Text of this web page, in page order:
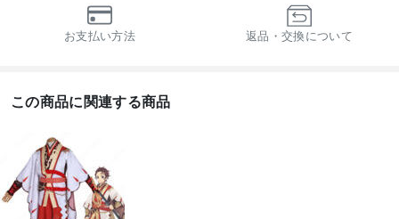
お支払い方法 返品・交換について
この商品に関連する商品